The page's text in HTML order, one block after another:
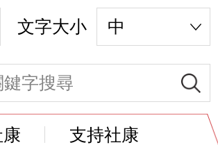
文字大小 中
支持社康